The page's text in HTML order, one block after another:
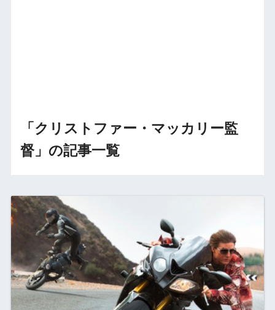
「クリストファー・マッカリー監
督」の記事一覧